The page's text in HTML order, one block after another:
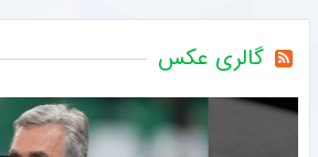
گالری عکس